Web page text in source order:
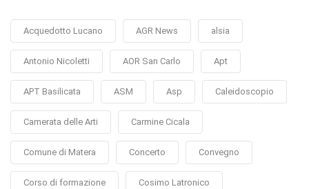
Acquedotto Lucano AGR News alsia
Antonio Nicoletti AOR San Carlo Apt
APT Basilicata ASM Asp Caleidoscopio
Camerata delle Arti Carmine Cicala
Comune di Matera Concerto Convegno
Corso di formazione Cosimo Latronico